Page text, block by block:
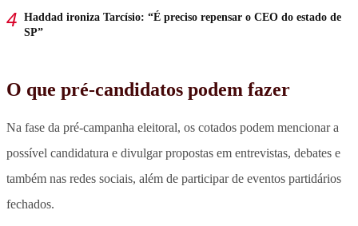
Haddad ironiza Tarcísio: “É preciso repensar o CEO do estado de
SP”
O que pré-candidatos podem fazer
Na fase da pré-campanha eleitoral, os cotados podem mencionar a
possível candidatura e divulgar propostas em entrevistas, debates e
também nas redes sociais, além de participar de eventos partidários
fechados.